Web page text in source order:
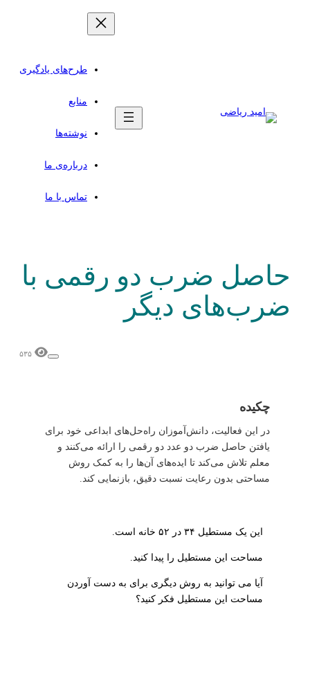
طرح‌های یادگیری
منابع
نوشته‌ها
درباره‌ی ما
تماس با ما
حاصل ضرب دو رقمی با
ضرب‌های دیگر
۵۳۵
چکیده
در این فعالیت، دانش‌آموزان راه‌حل‌های ابداعی خود برای
یافتن حاصل ضرب دو عدد دو رقمی را ارائه‌ می‌کنند و
معلم تلاش می‌کند تا ایده‌های آن‌ها را به کمک روش
مساحتی بدون رعایت نسبت دقیق، بازنمایی کند.
این یک مستطیل ۳۴ در ۵۲ خانه است.
مساحت این مستطیل را پیدا کنید.
آیا می توانید به روش دیگری برای به دست آوردن
مساحت این مستطیل فکر کنید؟